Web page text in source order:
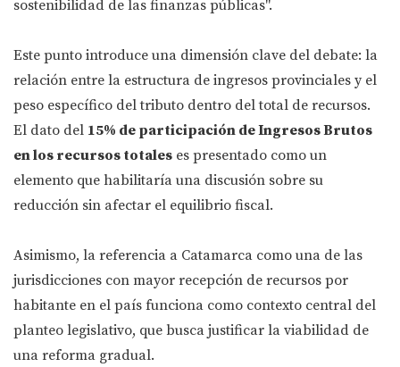
sostenibilidad de las finanzas públicas".
Este punto introduce una dimensión clave del debate: la
relación entre la estructura de ingresos provinciales y el
peso específico del tributo dentro del total de recursos.
El dato del 15% de participación de Ingresos Brutos
en los recursos totales es presentado como un
elemento que habilitaría una discusión sobre su
reducción sin afectar el equilibrio fiscal.
Asimismo, la referencia a Catamarca como una de las
jurisdicciones con mayor recepción de recursos por
habitante en el país funciona como contexto central del
planteo legislativo, que busca justificar la viabilidad de
una reforma gradual.